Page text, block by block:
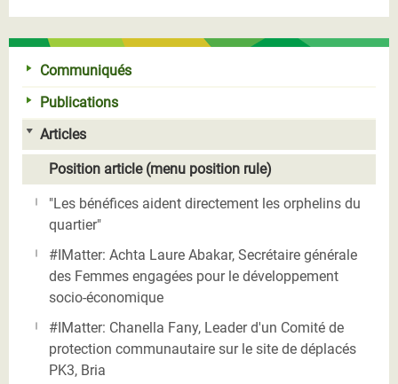
Communiqués
Publications
Articles
Position article (menu position rule)
"Les bénéfices aident directement les orphelins du
quartier"
#IMatter: Achta Laure Abakar, Secrétaire générale
des Femmes engagées pour le développement
socio-économique
#IMatter: Chanella Fany, Leader d'un Comité de
protection communautaire sur le site de déplacés
PK3, Bria